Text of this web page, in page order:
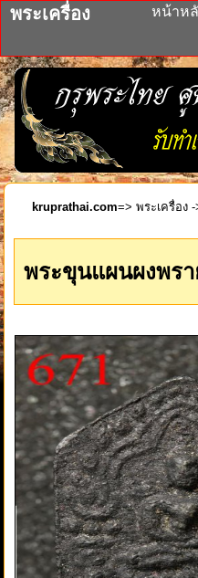
พระเครื่อง หน้าห
kruprathai.com=> พระเครื่อง -
พระขุนแผนผงพร